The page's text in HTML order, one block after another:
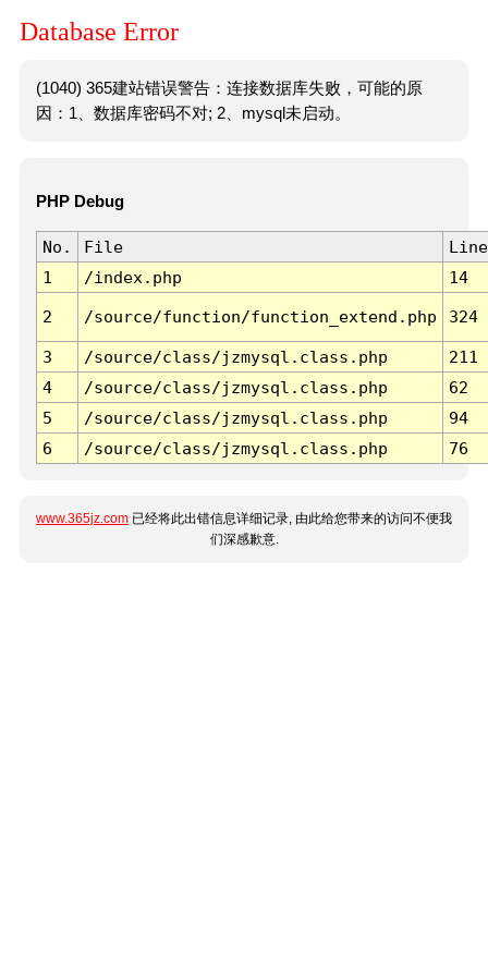
Database Error
(1040) 365建站错误警告：连接数据库失败，可能的原
因：1、数据库密码不对; 2、mysql未启动。
PHP Debug
No. File
Line
1
/index.php 14
2 /source/function/function_extend.php 324
3 /source/class/jzmysql.class.php
211
4
/source/class/jzmysql.class.php
62
5
/source/class/jzmysql.class.php
94
6
/source/class/jzmysql.class.php 76
www.365jz.com 已经将此出错信息详细记录, 由此给您带来的访问不便我
们深感歉意.